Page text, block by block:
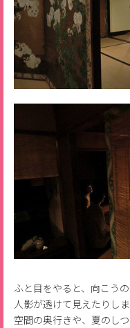
ふと目をやると、向こう
人影が透けて見えたりしま
空間の奥行きや、夏のし